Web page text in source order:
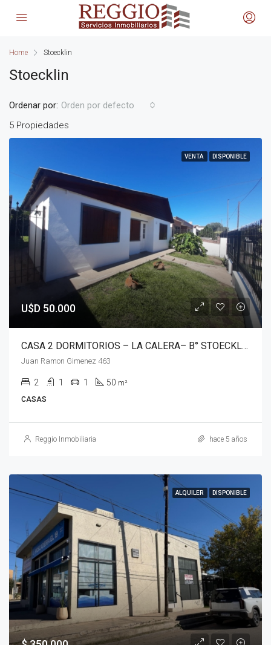
Home Stoecklin
Stoecklin
5 Propiedades
Ordenar por: Orden por defecto
VENTA DISPONIBLE
U$D 50.000
CASA 2 DORMITORIOS – LA CALERA– B° STOECKLIN
Juan Ramon Gimenez 463
2 1 1 50 m²
CASAS
Reggio Inmobiliaria hace 5 años
ALQUILER DISPONIBLE